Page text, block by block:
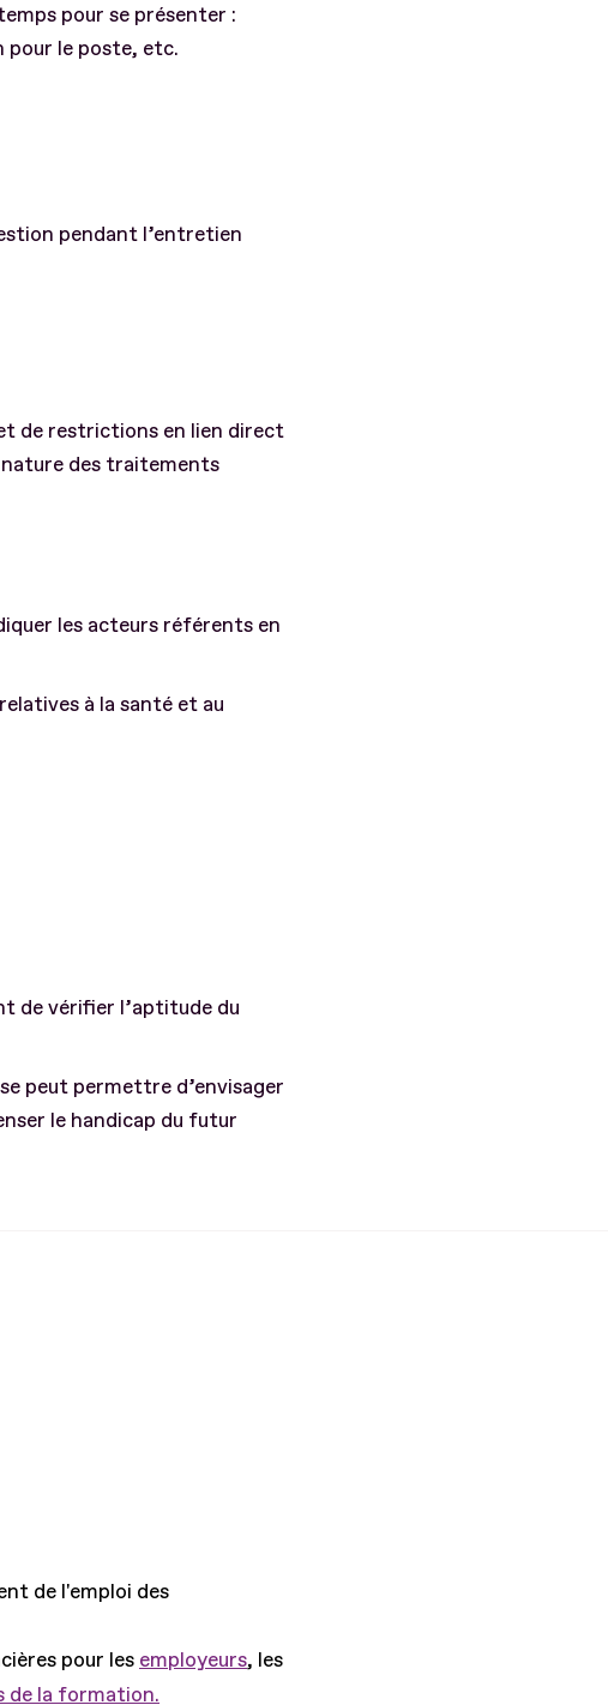
pour se présenter :
le poste, etc.
pendant l’entretien
de restrictions en lien direct
nature des traitements
les acteurs référents en
à la santé et au
de vérifier l’aptitude du
peut permettre d’envisager
le handicap du futur
de l'emploi des
pour les employeurs, les
de la formation.